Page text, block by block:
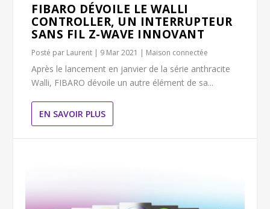
FIBARO DÉVOILE LE WALLI
CONTROLLER, UN INTERRUPTEUR
SANS FIL Z-WAVE INNOVANT
Posté par Laurent | 9 Mar 2021 | Maison connectée
Après le lancement en janvier de la série anthracite
Walli, FIBARO dévoile un autre élément de sa...
EN SAVOIR PLUS